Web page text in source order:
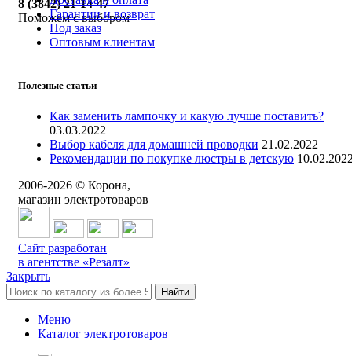
8 (3842) 21-14-47
Поможем с выбором
Гарантии и возврат
Под заказ
Оптовым клиентам
Полезные статьи
Как заменить лампочку и какую лучше поставить?
03.03.2022
Выбор кабеля для домашней проводки 21.02.2022
Рекомендации по покупке люстры в детскую
2006-2026 © Корона,
магазин электротоваров
Сайт разработан
в агентстве «Резалт»
Закрыть
Найти
Меню
Каталог электротоваров